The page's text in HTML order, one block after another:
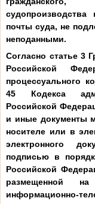
почты суда, не
неподанными.
Согласно статье 3
Российской
процессуального
45 Кодекса
Российской
и иные документы
носителе или в
электронного
подписью в
Российской
размещенной
информационно-